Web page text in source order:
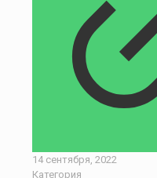
14 сентября, 2022
Категория